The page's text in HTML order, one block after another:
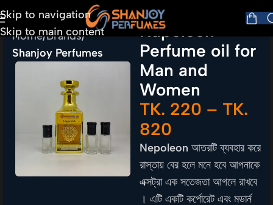
Skip to navigation
Skip to main content
Home Brands
Shanjoy Perfumes
Napoleon
Perfume oil for
Man and
Women
TK. 220 – TK.
820
Nepoleon আতরটি ব্যবহার করে
রাস্তায় বের হলে মনে হবে আপনাকে
এক্সট্রা এক সতেজতা আগলে রাখবে
। এটি একটি কর্পোরেট এবং মডার্ন